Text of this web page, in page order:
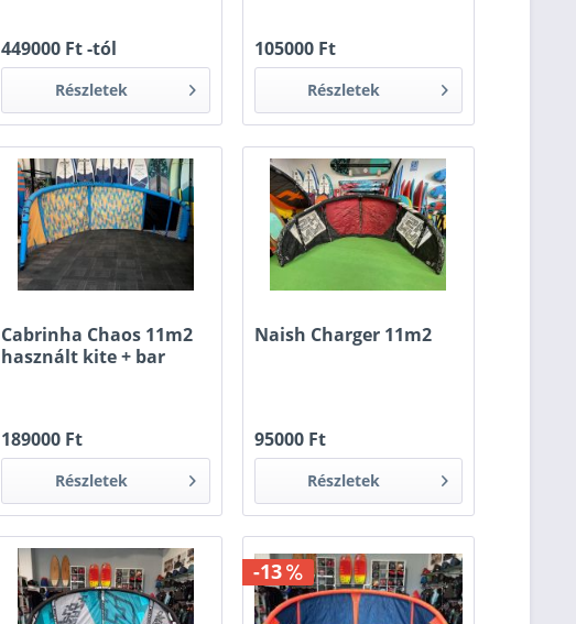
449000 Ft -tól
Részletek
105000 Ft
Részletek
Cabrinha Chaos 11m2
használt kite + bar
189000 Ft
Részletek
Naish Charger 11m2
95000 Ft
Részletek
-13